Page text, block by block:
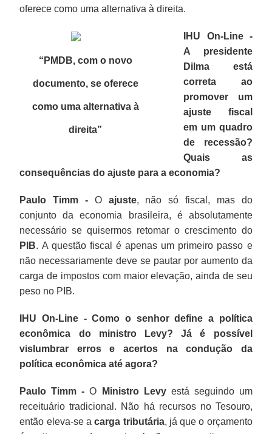
oferece como uma alternativa à direita.
“PMDB, com o novo
documento, se oferece
como uma alternativa à
direita”
IHU On-Line -
A presidente
Dilma está
correta ao
promover um
ajuste fiscal
em um quadro
de recessão?
Quais as
consequências do ajuste para a economia?
Paulo Timm - O ajuste, não só fiscal, mas do
conjunto da economia brasileira, é absolutamente
necessário se quisermos retomar o crescimento do
PIB. A questão fiscal é apenas um primeiro passo e
não necessariamente deve se pautar por aumento da
carga de impostos com maior elevação, ainda de seu
peso no PIB.
IHU On-Line - Como o senhor define a política
econômica do ministro Levy? Já é possível
vislumbrar erros e acertos na condução da
política econômica até agora?
Paulo Timm - O Ministro Levyestá seguindo um
receituário tradicional. Não há recursos no Tesouro,
então eleva-se acarga tributária, já que o orçamento